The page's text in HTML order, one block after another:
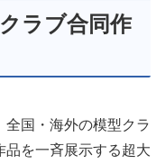
ラブ合同作
国・海外の模型クラ
品を一斉展示する超大